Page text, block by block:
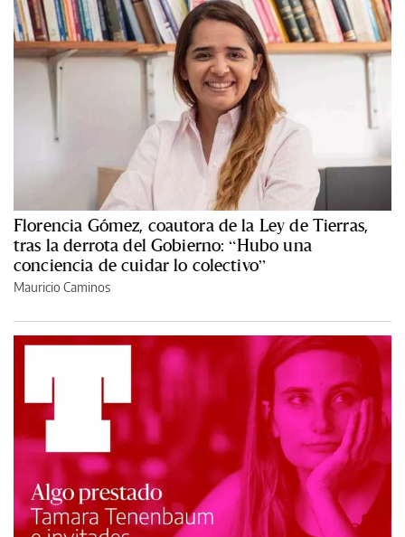
Florencia Gómez, coautora de la Ley de Tierras,
tras la derrota del Gobierno: “Hubo una
conciencia de cuidar lo colectivo”
Mauricio Caminos